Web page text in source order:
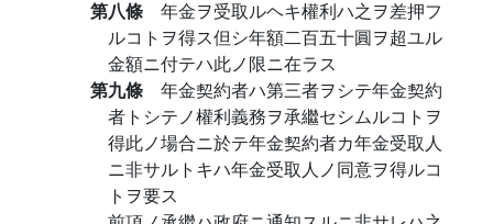
第八條 年金ヲ受取ルヘキ權利ハ之ヲ差押フ
ルコトヲ得ス但シ年額二百五十圓ヲ超ユル
金額ニ付テハ此ノ限ニ在ラス
第九條 年金契約者ハ第三者ヲシテ年金契約
者トシテノ權利義務ヲ承繼セシムルコトヲ
得此ノ場合ニ於テ年金契約者カ年金受取人
ニ非サルトキハ年金受取人ノ同意ヲ得ルコ
トヲ要ス